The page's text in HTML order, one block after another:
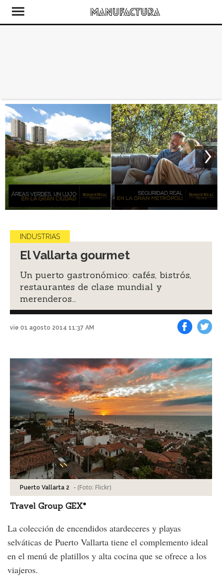
INDUSTRIAS
El Vallarta gourmet
Un puerto gastronómico: cafés, bistrós,
restaurantes de clase mundial y
merenderos…
vie 01 agosto 2014 11:37 AM
Puerto Vallarta 2 - (Foto: Flickr)
Travel Group GEX*
La colección de encendidos atardeceres y playas
selváticas de Puerto Vallarta tiene el complemento ideal
en el menú de platillos y alta cocina que se ofrece a los
viajeros.